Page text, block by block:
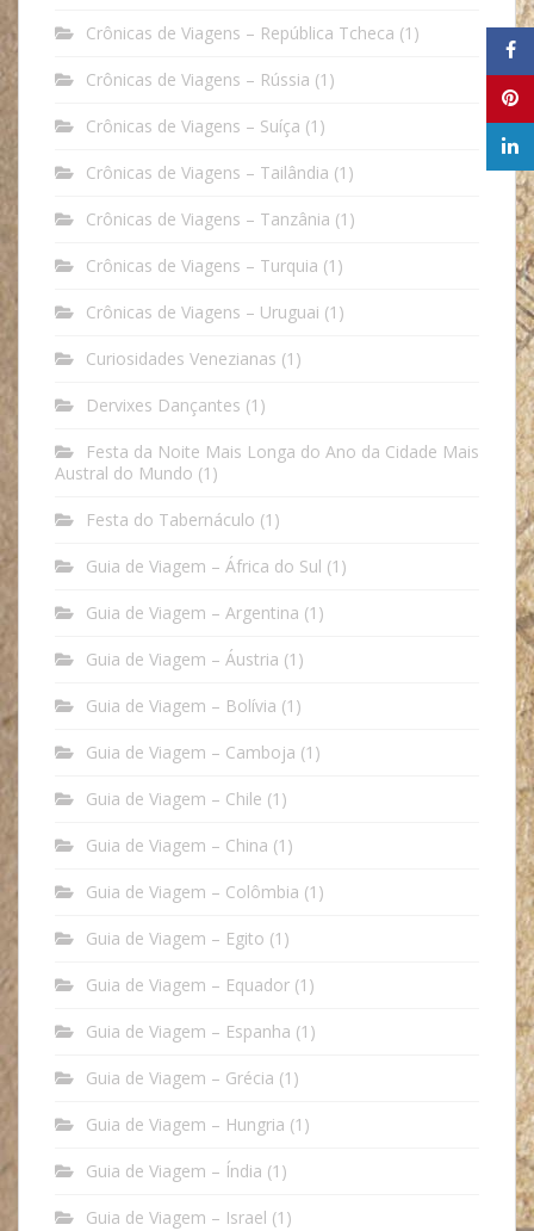
Crônicas de Viagens – República Tcheca (1)
Crônicas de Viagens – Rússia (1)
Crônicas de Viagens – Suíça (1)
Crônicas de Viagens – Tailândia (1)
Crônicas de Viagens – Tanzânia (1)
Crônicas de Viagens – Turquia (1)
Crônicas de Viagens – Uruguai (1)
Curiosidades Venezianas (1)
Dervixes Dançantes (1)
Festa da Noite Mais Longa do Ano da Cidade Mais
Austral do Mundo (1)
Festa do Tabernáculo (1)
Guia de Viagem – África do Sul (1)
Guia de Viagem – Argentina (1)
Guia de Viagem – Áustria (1)
Guia de Viagem – Bolívia (1)
Guia de Viagem – Camboja (1)
Guia de Viagem – Chile (1)
Guia de Viagem – China (1)
Guia de Viagem – Colômbia (1)
Guia de Viagem – Egito (1)
Guia de Viagem – Equador (1)
Guia de Viagem – Espanha (1)
Guia de Viagem – Grécia (1)
Guia de Viagem – Hungria (1)
Guia de Viagem – Índia (1)
Guia de Viagem – Israel (1)